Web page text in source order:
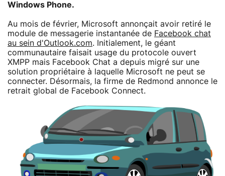
Windows Phone.
Au mois de février, Microsoft annonçait avoir retiré le
module de messagerie instantanée de Facebook chat
au sein d'Outlook.com. Initialement, le géant
communautaire faisait usage du protocole ouvert
XMPP mais Facebook Chat a depuis migré sur une
solution propriétaire à laquelle Microsoft ne peut se
connecter. Désormais, la firme de Redmond annonce le
retrait global de Facebook Connect.